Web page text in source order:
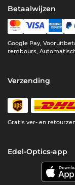
Betaalwijzen
Google Pay,
rembours,
Verzending
Gratis ver- en
Edel-Optics-app